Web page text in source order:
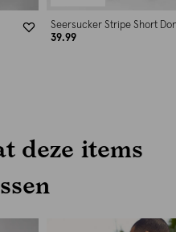
Seersucker Stripe Short
39.99
deze items